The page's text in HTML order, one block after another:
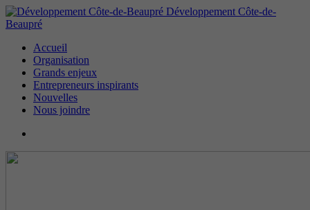
Développement Côte-de-
Beaupré
Accueil
Organisation
Grands enjeux
Entrepreneurs inspirants
Nouvelles
Nous joindre